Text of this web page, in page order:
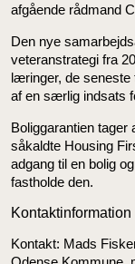
afgående rådmand
Den nye
veteranstrategi fra
læringer, de seneste
af en særlig indsats
Boliggarantien
såkaldte Housing
adgang til en bolig
fastholde den.
Kontaktinformation
Kontakt: Mads